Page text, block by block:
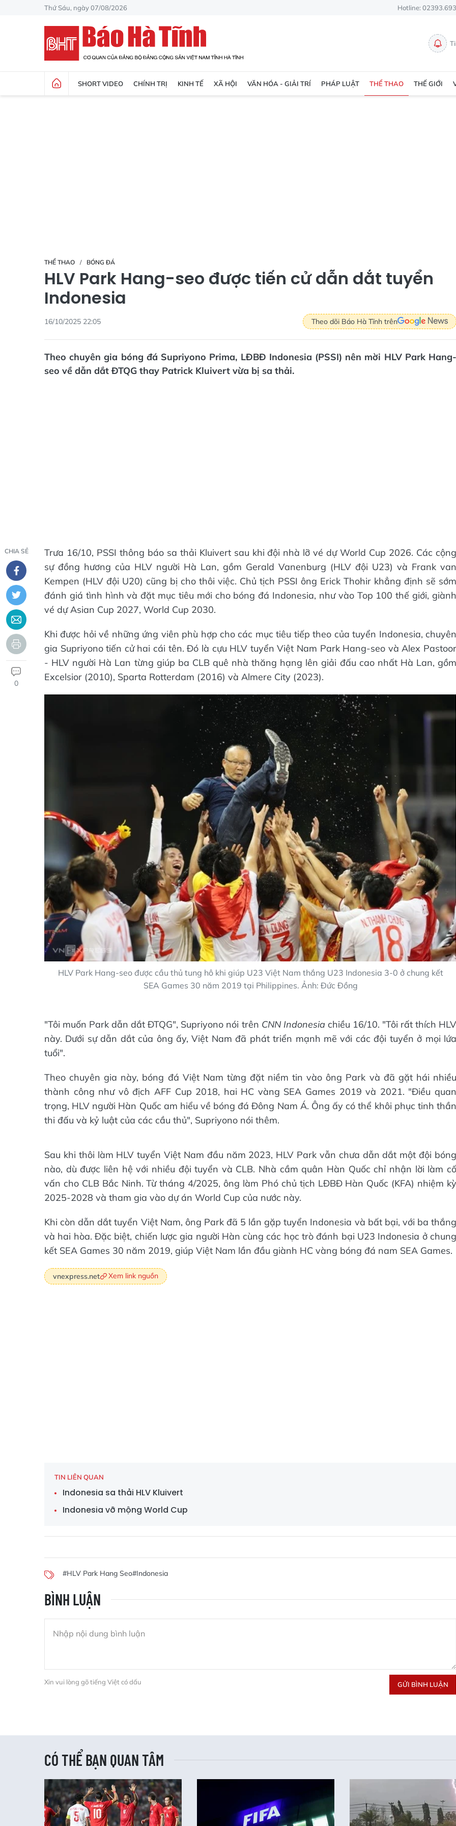
Thứ Sáu, ngày 07/08/2026 Hotline:
SHORT VIDEO CHÍNH TRỊ KINH TẾ XÃ HỘI VĂN HÓA - GIẢI TRÍ PHÁP LUẬT THỂ THAO THẾ GIỚI
THỂ THAO BÓNG ĐÁ
HLV Park Hang-seo được tiến cử dẫn dắt tuyển
Indonesia
16/10/2025 22:05 Theo dõi Báo Hà Tĩnh trên
Theo chuyên gia bóng đá Supriyono Prima, LĐBĐ Indonesia (PSSI) nên mời HLV Park Hang-
seo về dẫn dắt ĐTQG thay Patrick Kluivert vừa bị sa thải.
CHIA SẺ
0
Trưa 16/10, PSSI thông báo sa thải Kluivert sau khi đội nhà lỡ vé dự World Cup 2026. Các cộng
sự đồng hương của HLV người Hà Lan, gồm Gerald Vanenburg (HLV đội U23) và Frank van
Kempen (HLV đội U20) cũng bị cho thôi việc. Chủ tịch PSSI ông Erick Thohir khẳng định sẽ sớm
đánh giá tình hình và đặt mục tiêu mới cho bóng đá Indonesia, như vào Top 100 thế giới, giành
vé dự Asian Cup 2027, World Cup 2030.
Khi được hỏi về những ứng viên phù hợp cho các mục tiêu tiếp theo của tuyển Indonesia, chuyên
gia Supriyono tiến cử hai cái tên. Đó là cựu HLV tuyển Việt Nam Park Hang-seo và Alex Pastoor
- HLV người Hà Lan từng giúp ba CLB quê nhà thăng hạng lên giải đấu cao nhất Hà Lan, gồm
Excelsior (2010), Sparta Rotterdam (2016) và Almere City (2023).
HLV Park Hang-seo được cầu thủ tung hô khi giúp U23 Việt Nam thắng U23 Indonesia 3-0 ở chung kết
SEA Games 30 năm 2019 tại Philippines. Ảnh: Đức Đồng
"Tôi muốn Park dẫn dắt ĐTQG", Supriyono nói trên CNN Indonesia chiều 16/10. "Tôi rất thích HLV
này. Dưới sự dẫn dắt của ông ấy, Việt Nam đã phát triển mạnh mẽ với các đội tuyển ở mọi lứa
tuổi".
Theo chuyên gia này, bóng đá Việt Nam từng đặt niềm tin vào ông Park và đã gặt hái nhiều
thành công như vô địch AFF Cup 2018, hai HC vàng SEA Games 2019 và 2021. "Điều quan
trọng, HLV người Hàn Quốc am hiểu về bóng đá Đông Nam Á. Ông ấy có thể khôi phục tinh thần
thi đấu và kỷ luật của các cầu thủ", Supriyono nói thêm.
Sau khi thôi làm HLV tuyển Việt Nam đầu năm 2023, HLV Park vẫn chưa dẫn dắt một đội bóng
nào, dù được liên hệ với nhiều đội tuyển và CLB. Nhà cầm quân Hàn Quốc chỉ nhận lời làm cố
vấn cho CLB Bắc Ninh. Từ tháng 4/2025, ông làm Phó chủ tịch LĐBĐ Hàn Quốc (KFA) nhiệm kỳ
2025-2028 và tham gia vào dự án World Cup của nước này.
Khi còn dẫn dắt tuyển Việt Nam, ông Park đã 5 lần gặp tuyển Indonesia và bất bại, với ba thắng
và hai hòa. Đặc biệt, chiến lược gia người Hàn cùng các học trò đánh bại U23 Indonesia ở chung
kết SEA Games 30 năm 2019, giúp Việt Nam lần đầu giành HC vàng bóng đá nam SEA Games.
vnexpress.net Xem link nguồn
TIN LIÊN QUAN
Indonesia sa thải HLV Kluivert
Indonesia vỡ mộng World Cup
#HLV Park Hang Seo#Indonesia
BÌNH LUẬN
Xin vui lòng gõ tiếng Việt có dấu GỬI BÌNH LUẬN
CÓ THỂ BẠN QUAN TÂM